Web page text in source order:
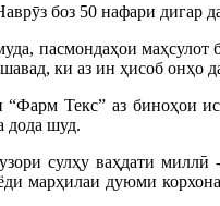
боз 50 нафари дигар
пасмондаҳои
ки аз ин ҳисоб онҳо
Текс” аз биноҳои
дода шуд.
сулҳу ваҳдати
марҳилаи дуюми